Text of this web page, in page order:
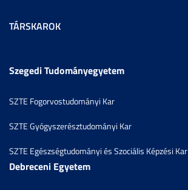
TÁRSKAROK
Szegedi Tudományegyetem
SZTE Fogorvostudományi Kar
SZTE Gyógyszerésztudományi Kar
SZTE Egészségtudományi és Szociális Képzési Kar
Debreceni Egyetem